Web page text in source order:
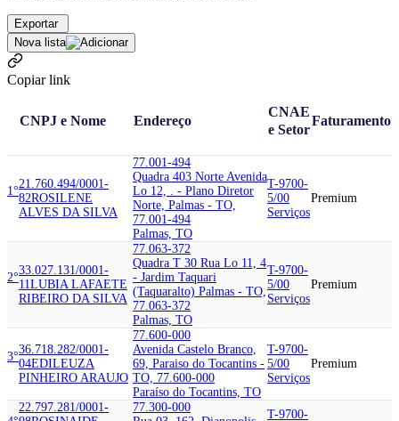
Exportar
Nova lista
Copiar link
CNPJ e Nome Endereço
CNAE
e Setor
Faturamento
1°
21.760.494/0001-
82ROSILENE
ALVES DA SILVA
77.001-494
Quadra 403 Norte Avenida
Lo 12, . - Plano Diretor
Norte, Palmas - TO,
77.001-494
Palmas, TO
T-9700-
5/00
Serviços
Premium
2°
33.027.131/0001-
11LUBIA LAFAETE
RIBEIRO DA SILVA
77.063-372
Quadra T 30 Rua Lo 11, 4
- Jardim Taquari
(Taquaralto) Palmas - TO,
77.063-372
Palmas, TO
T-9700-
5/00
Serviços
Premium
3°
36.718.282/0001-
04EDILEUZA
PINHEIRO ARAUJO
77.600-000
Avenida Castelo Branco,
69, Paraiso do Tocantins -
TO, 77.600-000
Paraíso do Tocantins, TO
T-9700-
5/00
Serviços
Premium
22.797.281/0001-
77.300-000
T-9700-